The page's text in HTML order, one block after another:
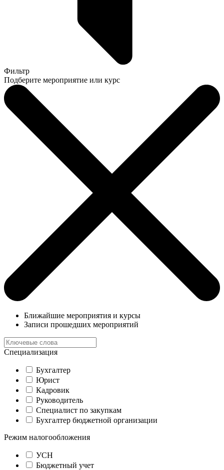
Фильтр
Подберите мероприятие или курс
Ближайшие мероприятия и курсы
Записи прошедших мероприятий
Специализация
Бухгалтер
Юрист
Кадровик
Руководитель
Специалист по закупкам
Бухгалтер бюджетной организации
Режим налогообложения
УСН
Бюджетный учет